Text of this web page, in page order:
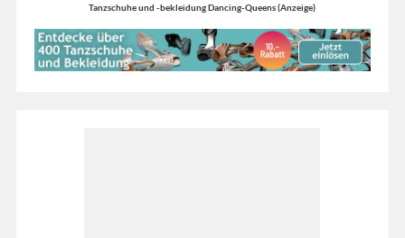
Tanzschuhe und -bekleidung Dancing-Queens (Anzeige)